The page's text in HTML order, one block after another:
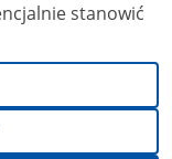
stanowić